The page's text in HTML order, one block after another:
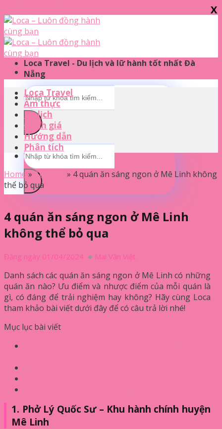
Loca Travel - Du lịch và lữ hành tốt nhất Đà
Nẵng
Loca Travel
Ẩm thực
Du lịch
Đánh giá
Hướng dẫn
Phân tích
Home »Ẩm thực » 4 quán ăn sáng ngon ở Mê Linh không
thể bỏ qua
4 quán ăn sáng ngon ở Mê Linh
không thể bỏ qua
Đăng ngày 01/04/2024 Mai Văn Việt
Danh sách các quán ăn sáng ngon ở Mê Linh có những
quán ăn nào? Ưu điểm và nhược điểm của mỗi quán là
gì, có đáng để trải nghiệm hay không? Hãy cùng Loca
tham khảo bài viết dưới đây để có câu trả lời nhé!
Mục lục bài viết
1. Phở Lý Quốc Sư – Khu hành chính huyện
Mê Linh
X